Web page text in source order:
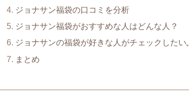
ジョナサン福袋の口コミを分析
ジョナサン福袋がおすすめな人はどんな人？
ジョナサンの福袋が好きな人がチェックしたい
まとめ